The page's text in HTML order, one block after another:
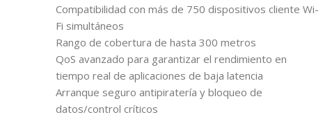
Compatibilidad con más de 750 dispositivos cliente Wi-
Fi simultáneos
Rango de cobertura de hasta 300 metros
QoS avanzado para garantizar el rendimiento en
tiempo real de aplicaciones de baja latencia
Arranque seguro antipiratería y bloqueo de
datos/control críticos